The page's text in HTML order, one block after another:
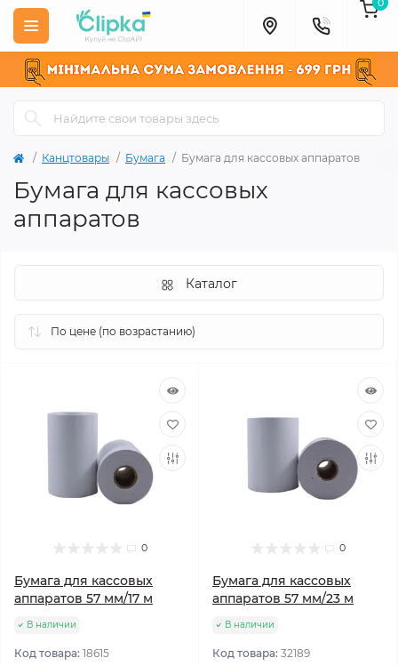
Канцтовары Бумага Бумага для кассовых аппаратов
Бумага для кассовых
аппаратов
Каталог
0
Бумага для кассовых
аппаратов 57 мм/17 м
В наличии
Код товара: 18615
0
Бумага для кассовых
аппаратов 57 мм/23 м
В наличии
Код товара: 32189